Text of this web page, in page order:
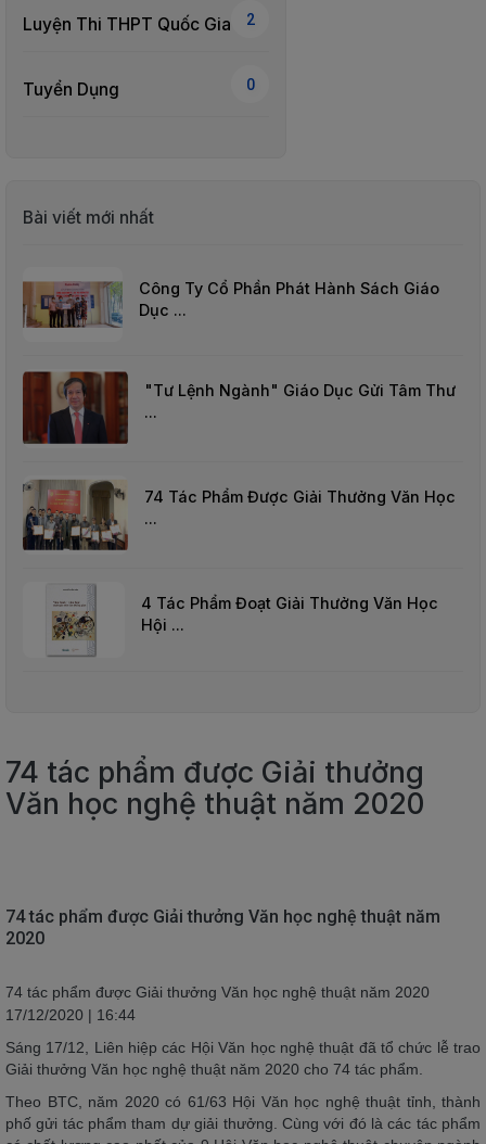
THIẾU
SÁCH
NGỮ
DÙNG
QUÀ
TẶNG
CHƠI
THIẾT
BỊ
Luyện Thi THPT Quốc Gia 2
Tuyển Dụng 0
Bài viết mới nhất
Công Ty Cổ Phần Phát Hành Sách Giáo
Dục ...
"Tư Lệnh Ngành" Giáo Dục Gửi Tâm Thư
...
74 Tác Phẩm Được Giải Thưởng Văn Học
...
4 Tác Phẩm Đoạt Giải Thưởng Văn Học
Hội ...
74 tác phẩm được Giải thưởng
Văn học nghệ thuật năm 2020
74 tác phẩm được Giải thưởng Văn học nghệ thuật năm
2020
74 tác phẩm được Giải thưởng Văn học nghệ thuật năm 2020
17/12/2020 | 16:44
Sáng 17/12, Liên hiệp các Hội Văn học nghệ thuật đã tổ chức lễ trao
Giải thưởng Văn học nghệ thuật năm 2020 cho 74 tác phẩm.
Theo BTC, năm 2020 có 61/63 Hội Văn học nghệ thuật tỉnh, thành
phố gửi tác phẩm tham dự giải thưởng. Cùng với đó là các tác phẩm